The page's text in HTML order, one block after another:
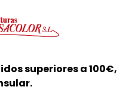
superiores a 100€,